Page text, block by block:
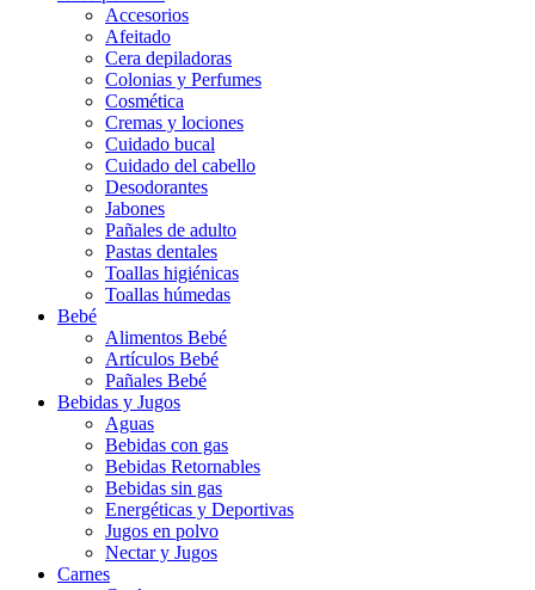
Accesorios
Afeitado
Cera depiladoras
Colonias y Perfumes
Cosmética
Cremas y lociones
Cuidado bucal
Cuidado del cabello
Desodorantes
Jabones
Pañales de adulto
Pastas dentales
Toallas higiénicas
Toallas húmedas
Bebé
Alimentos Bebé
Artículos Bebé
Pañales Bebé
Bebidas y Jugos
Aguas
Bebidas con gas
Bebidas Retornables
Bebidas sin gas
Energéticas y Deportivas
Jugos en polvo
Nectar y Jugos
Carnes